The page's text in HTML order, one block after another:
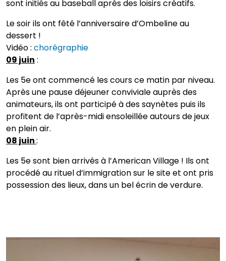
sont initiés au baseball après des loisirs créatifs.
Le soir ils ont fêté l’anniversaire d’Ombeline au
dessert !
Vidéo : chorégraphie
09 juin :
Les 5e ont commencé les cours ce matin par niveau.
Après une pause déjeuner conviviale auprès des
animateurs, ils ont participé à des saynètes puis ils
profitent de l’après-midi ensoleillée autours de jeux
en plein air.
08 juin:
Les 5e sont bien arrivés à l’American Village ! Ils ont
procédé au rituel d’immigration sur le site et ont pris
possession des lieux, dans un bel écrin de verdure.